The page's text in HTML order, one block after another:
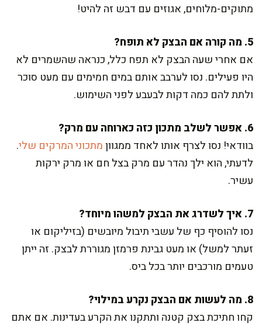
מתוקים-מלוחים, אגוזים עם דבש זה להיט!
5. מה קורה אם הבצק לא תופח?
אם אחרי שעה הבצק לא תפח כלל, כנראה שהשמרים לא
היו פעילים. נסו לערבב אותם במים חמימים עם מעט סוכר
ולתת להם כמה דקות לבעבע לפני השימוש.
6. אפשר לשלב מתכון כזה כארוחה עם מרק?
בוודאי! נסו לצרף אותו לאחד ממגווןמתכוני המרקים שלי.
לדעתי, הוא ילך נהדר עם מרק בצל חם או מרק ירקות
עשיר.
7. איך לשדרג את הבצק למשהו מיוחד?
נסו להוסיף כף של עשבי תיבול מיובשים (בזיליקום או
זעתר למשל) או מעט גבינת פרמזן מגוררת לבצק. זה ייתן
טעמים מורכבים יותר בכל ביס.
8. מה לעשות אם הבצק נקרע במילוי?
קחו חתיכת בצק קטנה ותתקנו את הקרע בעדינות. אם אתם